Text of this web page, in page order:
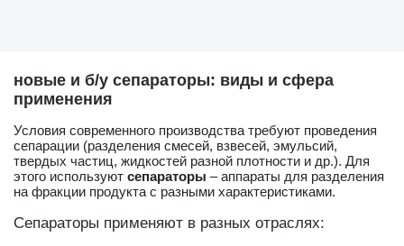
новые и б/у сепараторы: виды и сфера
применения
Условия современного производства требуют проведения
сепарации (разделения смесей, взвесей, эмульсий,
твердых частиц, жидкостей разной плотности и др.). Для
этого используют сепараторы – аппараты для разделения
на фракции продукта с разными характеристиками.
Сепараторы применяют в разных отраслях: